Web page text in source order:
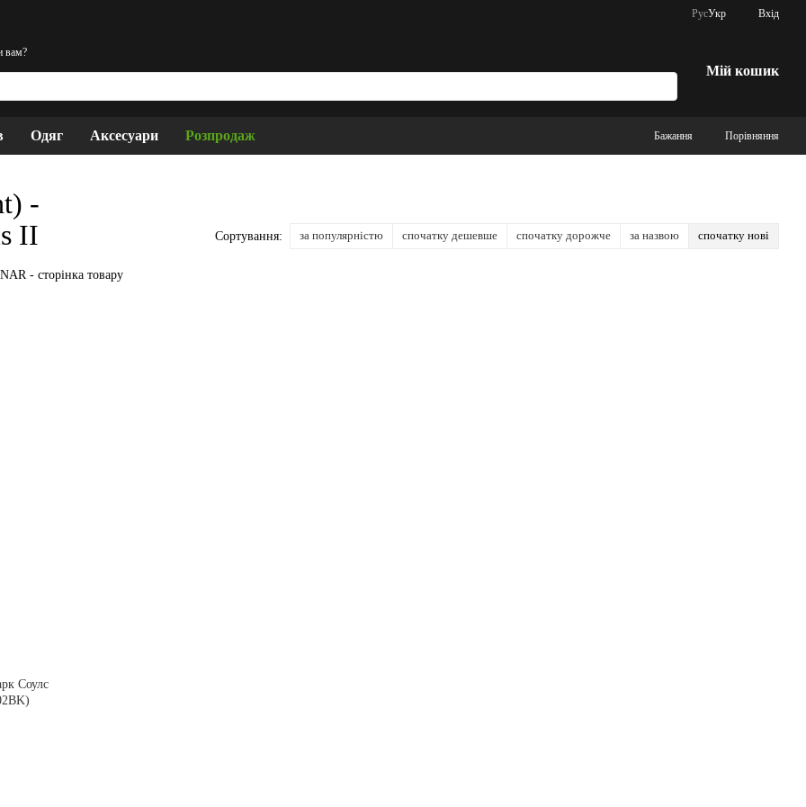
РусУкр Вхід
вам?
Мій кошик
Одяг Аксесуари Розпродаж Бажання Порівняння
-
II
Сортування: за популярністю спочатку дешевше спочатку дорожче за назвою спочатку нові